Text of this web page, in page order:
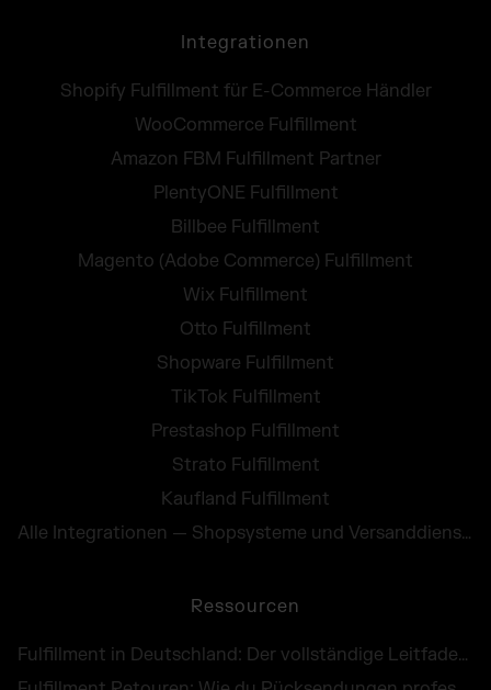
Integrationen
Shopify Fulfillment für E-Commerce Händler
WooCommerce Fulfillment
Amazon FBM Fulfillment Partner
PlentyONE Fulfillment
Billbee Fulfillment
Magento (Adobe Commerce) Fulfillment
Wix Fulfillment
Otto Fulfillment
Shopware Fulfillment
TikTok Fulfillment
Prestashop Fulfillment
Strato Fulfillment
Kaufland Fulfillment
Alle Integrationen — Shopsysteme und Versanddienste
Ressourcen
Fulfillment in Deutschland: Der vollständige Leitfaden für E-Commerce Händler